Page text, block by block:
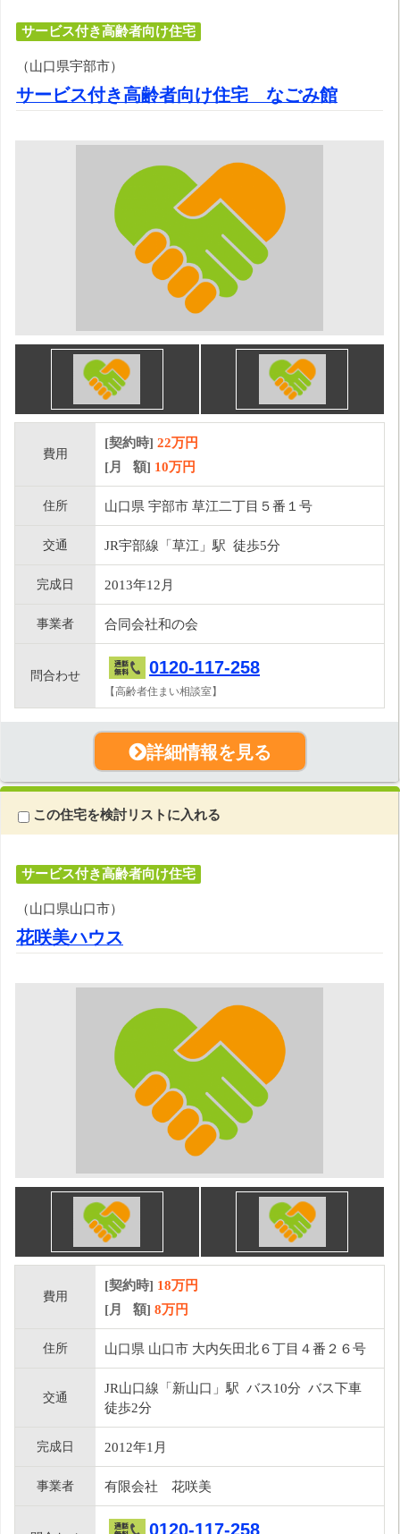
サービス付き高齢者向け住宅
（山口県宇部市）
サービス付き高齢者向け住宅 なごみ館
費用
[契約時] 22万円
[月 額] 10万円
住所 山口県 宇部市 草江二丁目５番１号
交通 JR宇部線「草江」駅 徒歩5分
完成日 2013年12月
事業者 合同会社和の会
問合わせ 0120-117-258
【高齢者住まい相談室】
詳細情報を見る
この住宅を検討リストに入れる
サービス付き高齢者向け住宅
（山口県山口市）
花咲美ハウス
費用
[契約時] 18万円
[月 額] 8万円
住所 山口県 山口市 大内矢田北６丁目４番２６号
交通
JR山口線「新山口」駅 バス10分 バス下車
徒歩2分
完成日 2012年1月
事業者 有限会社 花咲美
0120-117-258